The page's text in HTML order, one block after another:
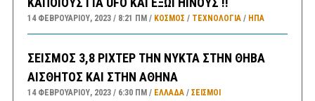
14 ΦΕΒΡΟΥΑΡΊΟΥ, 2023 8:21 ΠΜ ΚΟΣΜΟΣ / ΤΕΧΝΟΛΟΓΙΑ/ ΗΠΑ
ΣΕΙΣΜΟΣ 3,8 ΡΙΧΤΕΡ ΤΗΝ ΝΥΚΤΑ ΣΤΗΝ ΘΗΒΑ
ΑΙΣΘΗΤΟΣ ΚΑΙ ΣΤΗΝ ΑΘΗΝΑ
14 ΦΕΒΡΟΥΑΡΊΟΥ, 2023 6:30 ΠΜ ΕΛΛΑΔA/ ΣΕΙΣΜΟΙ